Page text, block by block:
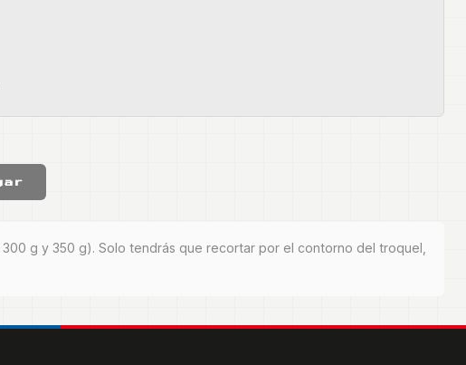
g y 350 g). Solo tendrás que recortar por el contorno del troquel,